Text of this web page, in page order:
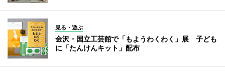
見る・遊ぶ
金沢・国立工芸館で「もようわくわく」展 子ども
に「たんけんキット」配布